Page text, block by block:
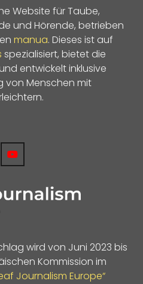
Website für Taube,
und Hörende, betrieben
manua. Dieses ist auf
spezialisiert, bietet die
entwickelt inklusive
von Menschen mit
wird von Juni 2023 bis
Kommission im
Journalism Europe“